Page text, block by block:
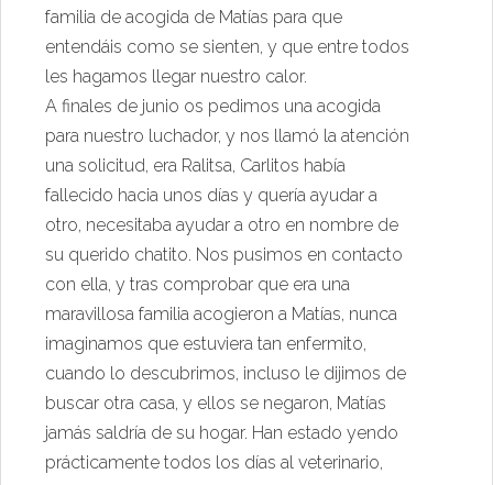
familia de acogida de Matías para que
entendáis como se sienten, y que entre todos
les hagamos llegar nuestro calor.
A finales de junio os pedimos una acogida
para nuestro luchador, y nos llamó la atención
una solicitud, era Ralitsa, Carlitos había
fallecido hacia unos días y quería ayudar a
otro, necesitaba ayudar a otro en nombre de
su querido chatito. Nos pusimos en contacto
con ella, y tras comprobar que era una
maravillosa familia acogieron a Matías, nunca
imaginamos que estuviera tan enfermito,
cuando lo descubrimos, incluso le dijimos de
buscar otra casa, y ellos se negaron, Matías
jamás saldría de su hogar. Han estado yendo
prácticamente todos los días al veterinario,